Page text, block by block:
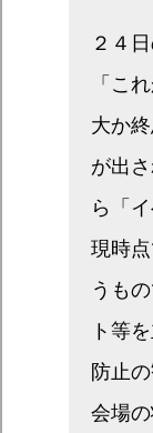
２４
「こ
大か
が出
ら「
現時
うも
ト等
防止
会場